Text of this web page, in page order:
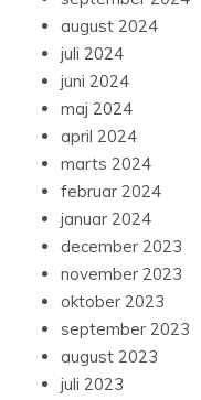
august 2024
juli 2024
juni 2024
maj 2024
april 2024
marts 2024
februar 2024
januar 2024
december 2023
november 2023
oktober 2023
september 2023
august 2023
juli 2023